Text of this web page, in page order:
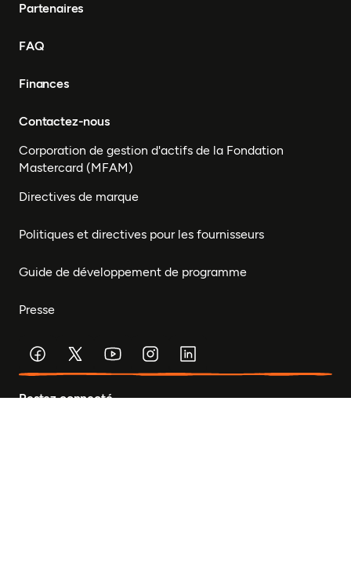
Partenaires
FAQ
Finances
Contactez-nous
Corporation de gestion d'actifs de la Fondation
Mastercard (MFAM)
Directives de marque
Politiques et directives pour les fournisseurs
Guide de développement de programme
Presse
Restez connecté